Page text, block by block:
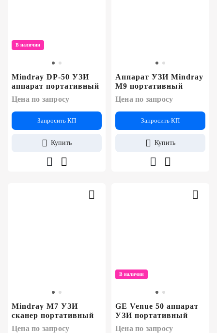
В наличии
Mindray DP-50 УЗИ
аппарат портативный
Цена по запросу
Запросить КП
Купить
Аппарат УЗИ Mindray
M9 портативный
Цена по запросу
Запросить КП
Купить
Mindray M7 УЗИ
сканер портативный
Цена по запросу
В наличии
GE Venue 50 аппарат
УЗИ портативный
Цена по запросу